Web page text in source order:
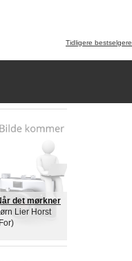
Tidligere bestselgere
det mørkner
Lier Horst